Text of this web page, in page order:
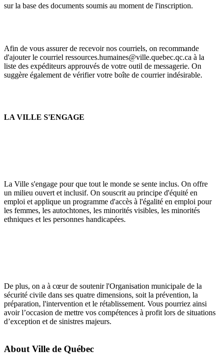
sur la base des documents soumis au moment de l'inscription.
Afin de vous assurer de recevoir nos courriels, on recommande
d'ajouter le courriel ressources.humaines@ville.quebec.qc.ca à la
liste des expéditeurs approuvés de votre outil de messagerie. On
suggère également de vérifier votre boîte de courrier indésirable.
LA VILLE S'ENGAGE
La Ville s'engage pour que tout le monde se sente inclus. On offre
un milieu ouvert et inclusif. On souscrit au principe d'équité en
emploi et applique un programme d'accès à l'égalité en emploi pour
les femmes, les autochtones, les minorités visibles, les minorités
ethniques et les personnes handicapées.
De plus, on a à cœur de soutenir l'Organisation municipale de la
sécurité civile dans ses quatre dimensions, soit la prévention, la
préparation, l'intervention et le rétablissement. Vous pourriez ainsi
avoir l’occasion de mettre vos compétences à profit lors de situations
d’exception et de sinistres majeurs.
About Ville de Québec